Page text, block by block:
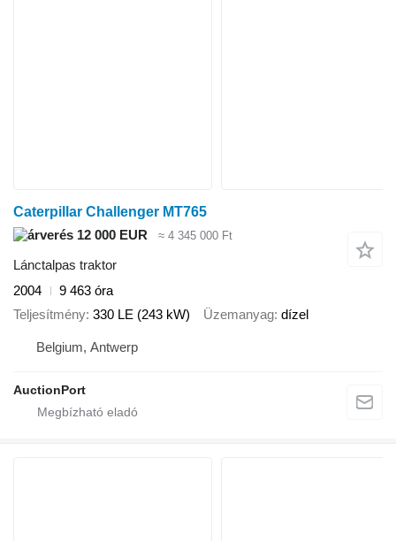
Caterpillar Challenger MT765
12 000 EUR
≈ 4 345 000 Ft
Lánctalpas traktor
2004
9 463 óra
Teljesítmény 330 LE (243 kW) Üzemanyag dízel
Belgium, Antwerp
AuctionPort